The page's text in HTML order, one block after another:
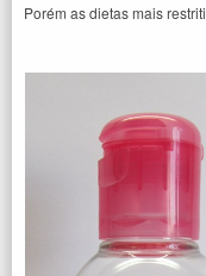
Porém as dietas mais